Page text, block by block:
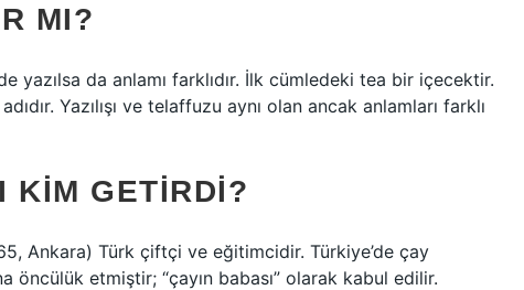
MI?
yazılsa da anlamı farklıdır. İlk cümledeki tea bir içecektir.
Yazılışı ve telaffuzu aynı olan ancak anlamları farklı
KIM GETIRDI?
Ankara) Türk çiftçi ve eğitimcidir. Türkiye’de çay
öncülük etmiştir; “çayın babası” olarak kabul edilir.